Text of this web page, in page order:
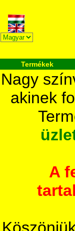
Termékek
Nagy
akinek
A